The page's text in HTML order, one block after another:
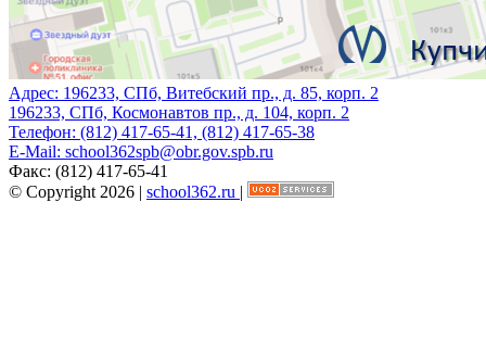
Адрес: 196233, СПб, Витебский пр., д. 85, корп. 2
196233, СПб, Космонавтов пр., д. 104, корп. 2
Телефон: (812) 417-65-41, (812) 417-65-38
E-Mail: school362spb@obr.gov.spb.ru
Факс: (812) 417-65-41
© Copyright 2026 | school362.ru |